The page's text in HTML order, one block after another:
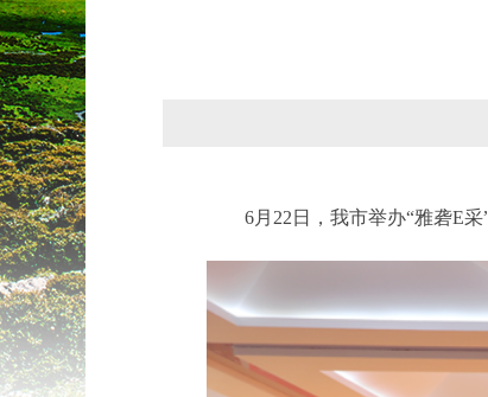
6月22日，我市举办“雅砻E采